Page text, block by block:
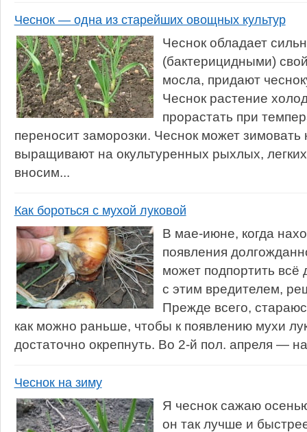
Чеснок — одна из старейших овощных культур
Чеснок обладает
(бактерицидными)
мосла, придают
Чеснок растение
прорастать при
переносит заморозки. Чеснок может зимовать
выращивают на окультуренных рыхлых,
вносим...
Как бороться с мухой луковой
В мае-июне, когда
появления
может подпортить всё
с этим вредителем,
Прежде всего,
как можно раньше, чтобы к появлению мухи
достаточно окрепнуть. Во 2-й пол. апреля —
Чеснок на зиму
Я чеснок сажаю
он так лучше и